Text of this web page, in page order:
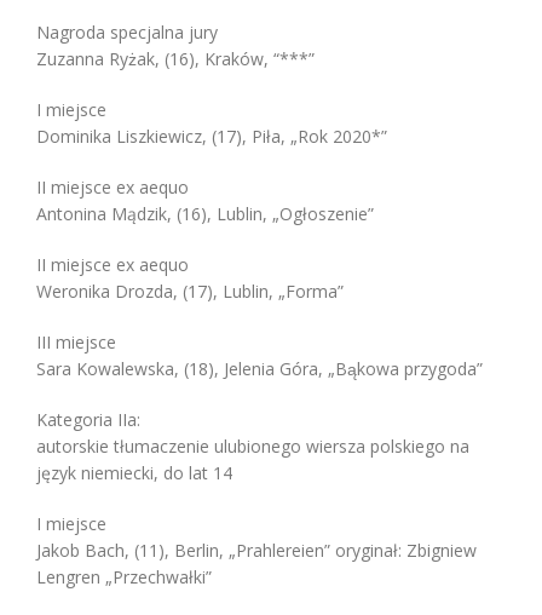
Nagroda specjalna jury
Zuzanna Ryżak, (16), Kraków, “***”
I miejsce
Dominika Liszkiewicz, (17), Piła, „Rok 2020*”
II miejsce ex aequo
Antonina Mądzik, (16), Lublin, „Ogłoszenie”
II miejsce ex aequo
Weronika Drozda, (17), Lublin, „Forma”
III miejsce
Sara Kowalewska, (18), Jelenia Góra, „Bąkowa przygoda”
Kategoria IIa:
autorskie tłumaczenie ulubionego wiersza polskiego na
język niemiecki, do lat 14
I miejsce
Jakob Bach, (11), Berlin, „Prahlereien” oryginał: Zbigniew
Lengren „Przechwałki”